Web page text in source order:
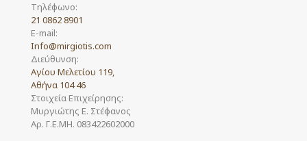
Τηλέφωνο:
21 0862 8901
E-mail:
Info@mirgiotis.com
Διεύθυνση:
Αγίου Μελετίου 119,
Αθήνα 104 46
Στοιχεία Επιχείρησης:
Μυργιώτης Ε. Στέφανος
Αρ. Γ.Ε.ΜΗ. 083422602000